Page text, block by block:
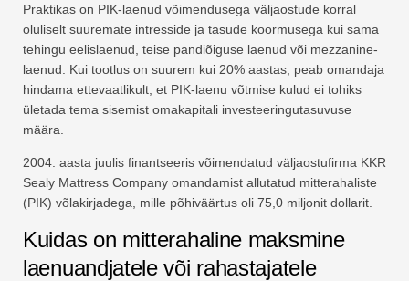
Praktikas on PIK-laenud võimendusega väljaostude korral
oluliselt suuremate intresside ja tasude koormusega kui sama
tehingu eelislaenud, teise pandiõiguse laenud või mezzanine-
laenud. Kui tootlus on suurem kui 20% aastas, peab omandaja
hindama ettevaatlikult, et PIK-laenu võtmise kulud ei tohiks
ületada tema sisemist omakapitali investeeringutasuvuse
määra.
2004. aasta juulis finantseeris võimendatud väljaostufirma KKR
Sealy Mattress Company omandamist allutatud mitterahaliste
(PIK) võlakirjadega, mille põhiväärtus oli 75,0 miljonit dollarit.
Kuidas on mitterahaline maksmine
laenuandjatele või rahastajatele